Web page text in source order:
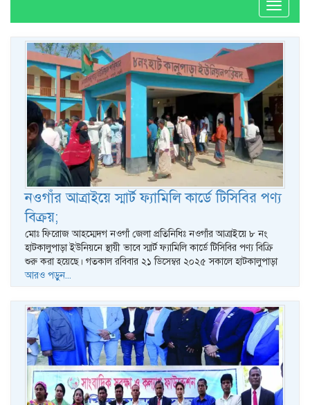
Toggle
নওগাঁর আত্রাইয়ে স্মার্ট ফ্যামিলি কার্ডে টিসিবির পণ্য
বিক্রয়;
মোঃ ফিরোজ আহম্মেদগ নওগাঁ জেলা প্রতিনিধিঃ নওগাঁর আত্রাইয়ে ৮ নং
হাটকালুপাড়া ইউনিয়নে স্থায়ী ভাবে স্মার্ট ফ্যামিলি কার্ডে টিসিবির পণ্য বিক্রি
শুরু করা হয়েছে। গতকাল রবিবার ২১ ডিসেম্বর ২০২৫ সকালে হাটকালুপাড়া
আরও পড়ুন...